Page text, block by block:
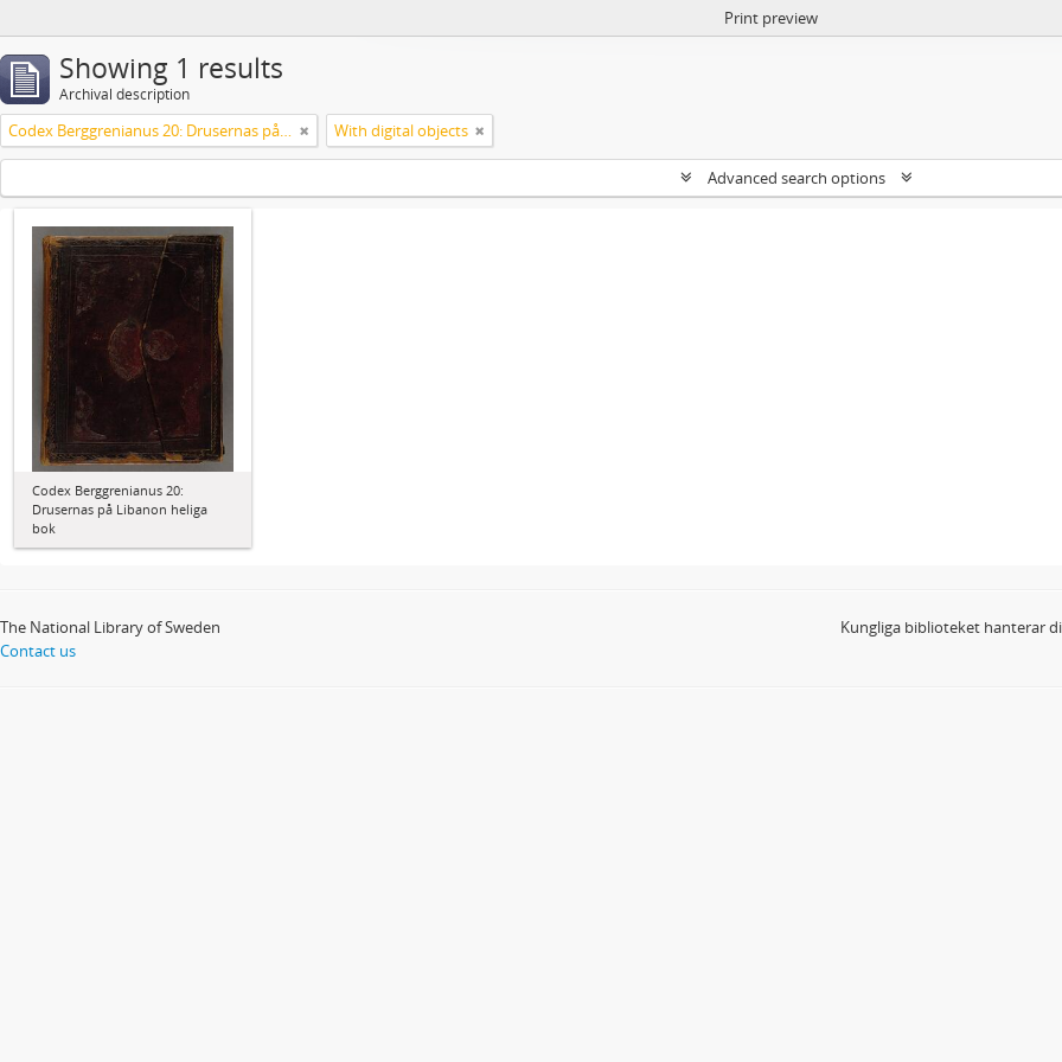
Print preview
Showing 1 results
Archival description
Codex Berggrenianus 20: Drusernas på Libanon heliga bok With digital objects
Advanced search options
Codex Berggrenianus 20:
Drusernas på Libanon heliga
bok
The National Library of Sweden
Contact us
Kungliga biblioteket hanterar